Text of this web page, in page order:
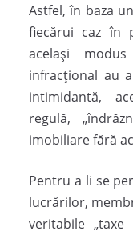
Astfel, în baza
fiecărui caz în
același
infracțional au
intimidantă,
regulă,
imobiliare fără
Pentru a li se
lucrărilor,
veritabile